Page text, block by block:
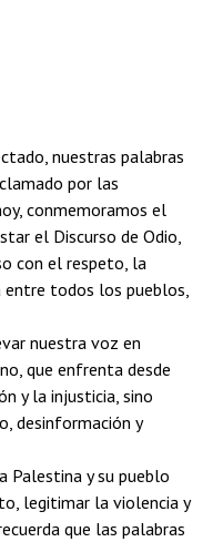
nuestras palabras
por las
conmemoramos el
el Discurso de Odio,
con el respeto, la
entre todos los pueblos,
nuestra voz en
que enfrenta desde
y la injusticia, sino
desinformación y
Palestina y su pueblo
legitimar la violencia y
que las palabras